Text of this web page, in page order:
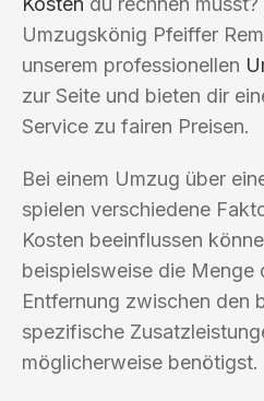
Umzugskönig Pfeiffer
unserem professionellen
zur Seite und bieten dir
Service zu fairen Preisen.
Bei einem Umzug über
spielen verschiedene
Kosten beeinflussen
beispielsweise die Menge
Entfernung zwischen den
spezifische
möglicherweise benötigst.